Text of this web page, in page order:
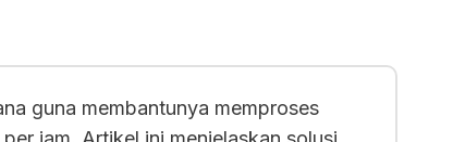
guna membantunya memproses